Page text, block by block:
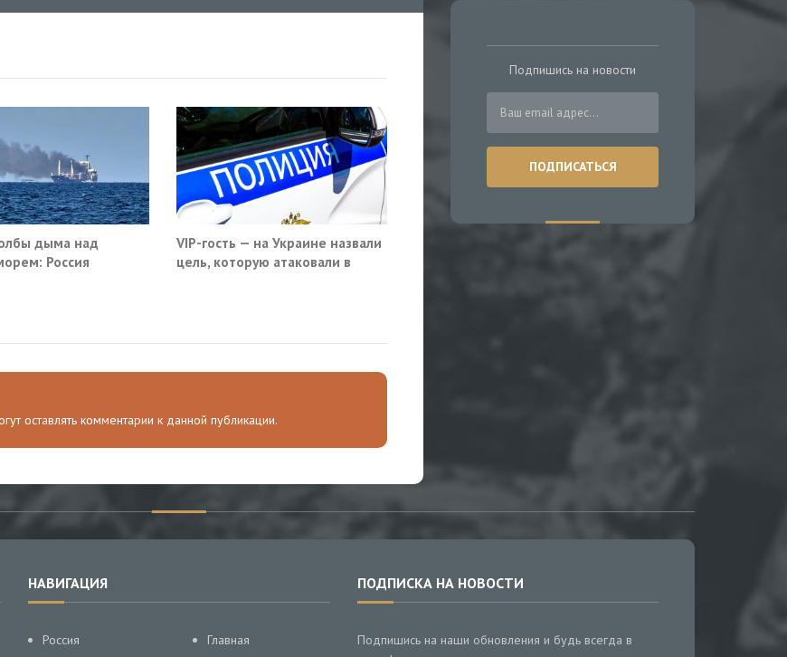
дыма над
Россия
VIP-гость — на Украине назвали
цель, которую атаковали в
оставлять комментарии к данной публикации.
Подпишись на новости
НАВИГАЦИЯ
Россия Главная
ПОДПИСКА НА НОВОСТИ
Подпишись на наши обновления и будь всегда в